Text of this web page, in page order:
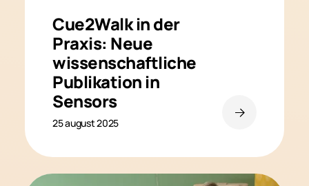
Cue2Walk in der
Praxis: Neue
wissenschaftliche
Publikation in
Sensors
25 august 2025